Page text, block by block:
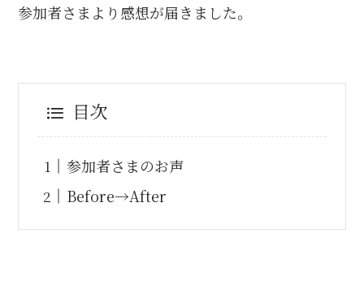
参加者さまより感想が届きました。
目次
参加者さまのお声
Before→After